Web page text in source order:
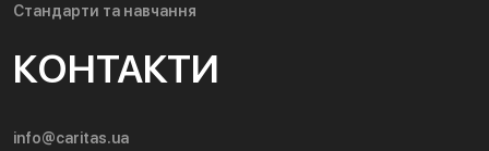
Стандарти та навчання
КОНТАКТИ
info@caritas.ua